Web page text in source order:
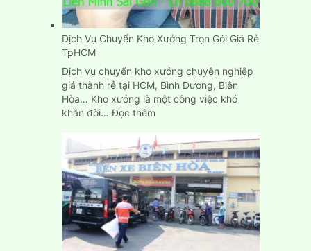
Dịch Vụ Chuyển Kho Xưởng Trọn Gói Giá Rẻ
TpHCM
Dịch vụ chuyển kho xưởng chuyên nghiệp
giá thành rẻ tại HCM, Bình Dương, Biên
Hòa… Kho xưởng là một công việc khó
khăn đòi…Đọc thêm:
Vụ
Chuyển
Kho
Xưởng
Trọn
Gói
Giá
Rẻ